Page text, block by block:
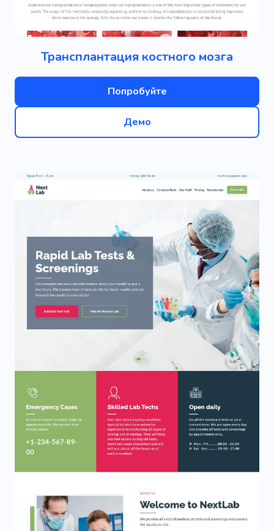
Трансплантация костного мозга
Попробуйте
Демо